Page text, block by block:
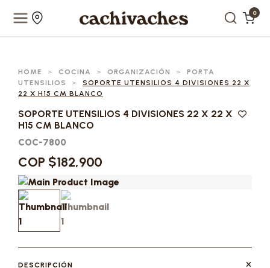
0
HOME > COCINA > ORGANIZACIÓN >
PORTA
UTENSILIOS
>
SOPORTE UTENSILIOS 4 DIVISIONES 22 X
22 X H15 CM BLANCO
SOPORTE UTENSILIOS 4 DIVISIONES 22 X 22 X
H15 CM BLANCO
COC-7800
COP $182,900
DESCRIPCIÓN